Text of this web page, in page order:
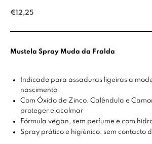
€12,25
Mustela Spray Muda da Fralda
Indicado para assaduras ligeiras a
nascimento
Com Óxido de Zinco, Calêndula e
proteger e acalmar
Fórmula vegan, sem perfume e com
Spray prático e higiénico, sem contacto